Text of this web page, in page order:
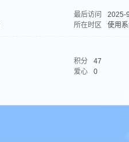
最后访问
2025-
所在时区 使用
积分
47
爱心
0